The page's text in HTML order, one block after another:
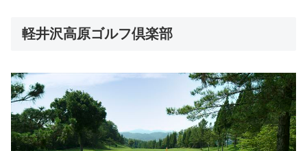
軽井沢高原ゴルフ倶楽部